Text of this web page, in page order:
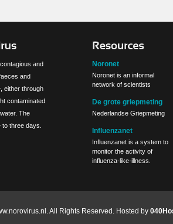
and
and
either through
contaminated
The
three days.
Noronet
Noronet is an informal
network of scientists
De grote griepmeting
Nederlandse Griepmeting
Influenzanet
Influenzanet is a system to
monitor the activity of
influenza-like-illness.
All Rights Reserved. Hosted by